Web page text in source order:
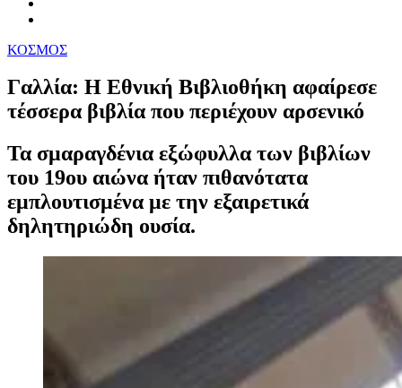
ΚΟΣΜΟΣ
Γαλλία: Η Εθνική Βιβλιοθήκη αφαίρεσε
τέσσερα βιβλία που περιέχουν αρσενικό
Τα σμαραγδένια εξώφυλλα των βιβλίων
του 19ου αιώνα ήταν πιθανότατα
εμπλουτισμένα με την εξαιρετικά
δηλητηριώδη ουσία.